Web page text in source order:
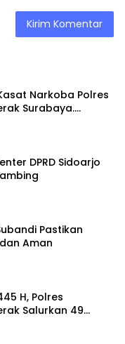
Narkoba Polres
Surabaya.
Peringatan
DPRD Sidoarjo
Pastikan
Aman
H, Polres
Salurkan 49